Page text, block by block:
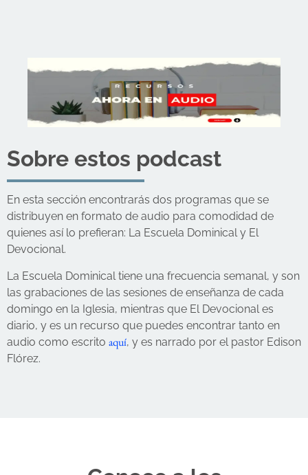
Sobre estos podcast
En esta sección encontrarás dos programas que se
distribuyen en formato de audio para comodidad de
quienes así lo prefieran: La Escuela Dominical y El
Devocional.
La Escuela Dominical tiene una frecuencia semanal, y son
las grabaciones de las sesiones de enseñanza de cada
domingo en la Iglesia, mientras que El Devocional es
diario, y es un recurso que puedes encontrar tanto en
audio como escrito aquí, y es narrado por el pastor Edison
Flórez.